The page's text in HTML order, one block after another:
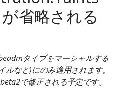
省略される
タイプをマーシャルする
ルなど)にのみ適用されます。
で修正される予定です。